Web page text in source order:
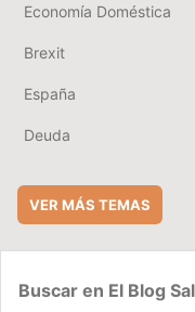
Economía Doméstica
Brexit
España
Deuda
VER MÁS TEMAS